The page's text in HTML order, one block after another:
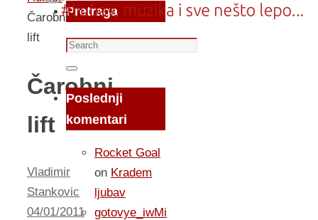
Čarobni
lift
Čarobni
lift
Vladimir
Stankovic
04/01/2011
Pretraga
Search
for:
Search
Poslednji
komentari
Rocket Goal
on Kradem
ljubav
gotovye_iwMi